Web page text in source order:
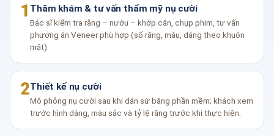
1 Thăm khám & tư vấn thẩm mỹ nụ cười
Bác sĩ kiểm tra răng – nướu – khớp cắn, chụp phim, tư vấn
phương án Veneer phù hợp (số răng, màu, dáng theo khuôn
mặt).
2Thiết kế nụ cười
Mô phỏng nụ cười sau khi dán sứ bằng phần mềm; khách xem
trước hình dáng, màu sắc và tỷ lệ răng trước khi thực hiện.